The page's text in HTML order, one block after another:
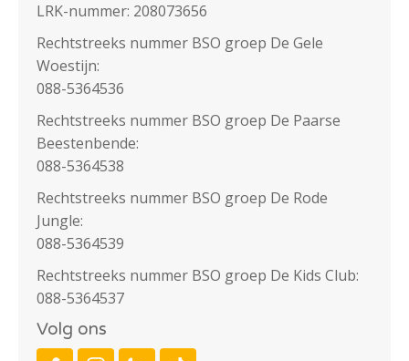
LRK-nummer: 208073656
Rechtstreeks nummer BSO groep De Gele
Woestijn:
088-5364536
Rechtstreeks nummer BSO groep De Paarse
Beestenbende:
088-5364538
Rechtstreeks nummer BSO groep De Rode
Jungle:
088-5364539
Rechtstreeks nummer BSO groep De Kids Club:
088-5364537
Volg ons